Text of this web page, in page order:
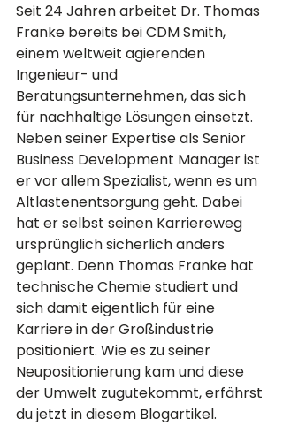
Seit 24 Jahren arbeitet Dr. Thomas
Franke bereits bei CDM Smith,
einem weltweit agierenden
Ingenieur- und
Beratungsunternehmen, das sich
für nachhaltige Lösungen einsetzt.
Neben seiner Expertise als Senior
Business Development Manager ist
er vor allem Spezialist, wenn es um
Altlastenentsorgung geht. Dabei
hat er selbst seinen Karriereweg
ursprünglich sicherlich anders
geplant. Denn Thomas Franke hat
technische Chemie studiert und
sich damit eigentlich für eine
Karriere in der Großindustrie
positioniert. Wie es zu seiner
Neupositionierung kam und diese
der Umwelt zugutekommt, erfährst
du jetzt in diesem Blogartikel.